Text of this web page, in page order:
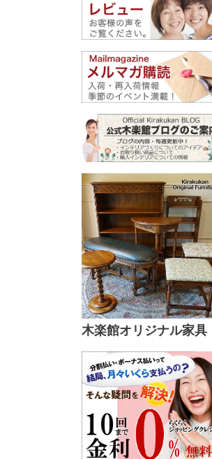
木楽館オリジナル家具